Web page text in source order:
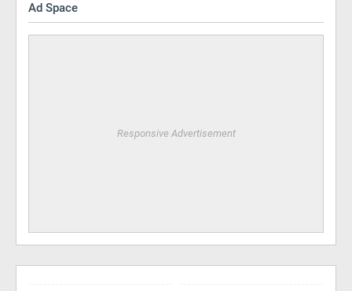
Ad Space
Responsive Advertisement